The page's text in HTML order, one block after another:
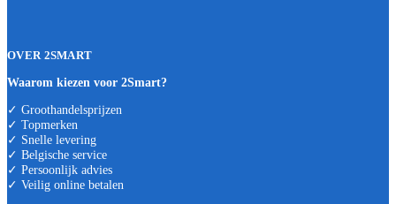
OVER 2SMART
Waarom kiezen voor 2Smart?
✓ Groothandelsprijzen
✓ Topmerken
✓ Snelle levering
✓ Belgische service
✓ Persoonlijk advies
✓ Veilig online betalen